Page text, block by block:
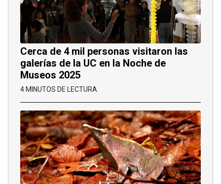
Cerca de 4 mil personas visitaron las
galerías de la UC en la Noche de
Museos 2025
4 MINUTOS DE LECTURA